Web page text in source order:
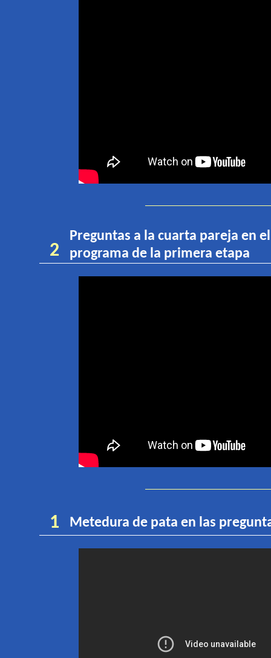
2
Preguntas a la cuarta pareja en
programa de la primera etapa
1 Metedura de pata en las